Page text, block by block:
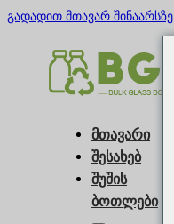
გადადით მთავარ შინაარსზე
მთავარი
შესახებ
შუშის
ბოთლები